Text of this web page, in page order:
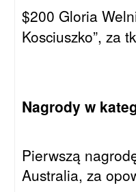
$200 Gloria
Kosciuszko”, za
Nagrody w
Pierwszą
Australia, za